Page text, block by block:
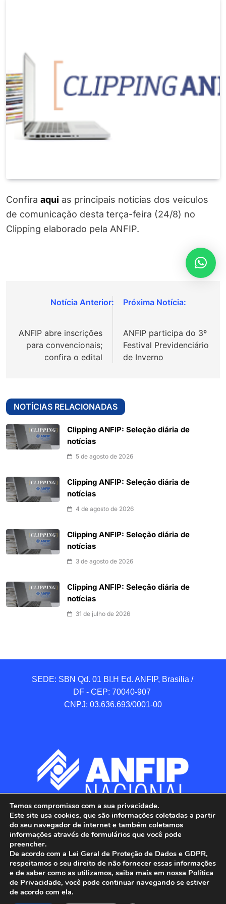
Confira aqui as principais notícias dos veículos
de comunicação desta terça-feira (24/8) no
Clipping elaborado pela ANFIP.
Navegação
Post
ANFIP abre inscrições
para convencionais;
confira o edital
ANFIP participa do 3º
Festival Previdenciário
de Inverno
NOTÍCIAS RELACIONADAS
Clipping ANFIP: Seleção diária de
notícias
5 de agosto de 2026
Clipping ANFIP: Seleção diária de
notícias
4 de agosto de 2026
Clipping ANFIP: Seleção diária de
notícias
3 de agosto de 2026
Clipping ANFIP: Seleção diária de
notícias
31 de julho de 2026
SEDE: SBN Qd. 01 BI.H Ed. ANFIP, Brasilia /
DF - CEP: 70040-907
CNPJ: 03.636.693/0001-00
ANFIP - Associação Nacional dos Auditores
Fiscais da Receita Federal do Brasil.
Temos compromisso com a sua privacidade.
Este site usa cookies, que são informações coletadas a partir
do seu navegador de internet e também coletamos
informações através de formulários que você pode
preencher.
De acordo com a Lei Geral de Proteção de Dados e GDPR,
respeitamos o seu direito de não fornecer essas informações
e de saber como as utilizamos, saiba mais em nossa Política
de Privacidade, você pode continuar navegando se estiver
de acordo com ela.